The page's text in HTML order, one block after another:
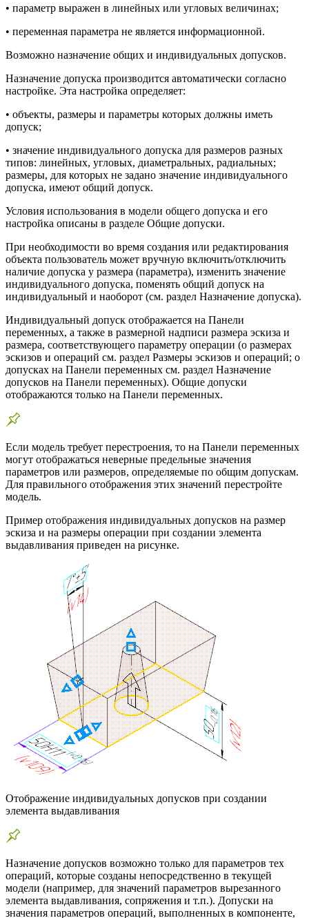
• параметр выражен в линейных или угловых величинах;
• переменная параметра не является информационной.
Возможно назначение общих и индивидуальных допусков.
Назначение допуска производится автоматически согласно
настройке. Эта настройка определяет:
• объекты, размеры и параметры которых должны иметь
допуск;
• значение индивидуального допуска для размеров разных
типов: линейных, угловых, диаметральных, радиальных;
размеры, для которых не задано значение индивидуального
допуска, имеют общий допуск.
Условия использования в модели общего допуска и его
настройка описаны в разделе Общие допуски.
При необходимости во время создания или редактирования
объекта пользователь может вручную включить/отключить
наличие допуска у размера (параметра), изменить значение
индивидуального допуска, поменять общий допуск на
индивидуальный и наоборот (см. раздел Назначение допуска).
Индивидуальный допуск отображается на Панели
переменных, а также в размерной надписи размера эскиза и
размера, соответствующего параметру операции (о размерах
эскизов и операций см. раздел Размеры эскизов и операций; о
допусках на Панели переменных см. раздел Назначение
допусков на Панели переменных). Общие допуски
отображаются только на Панели переменных.
Если модель требует перестроения, то на Панели переменных
могут отображаться неверные предельные значения
параметров или размеров, определяемые по общим допускам.
Для правильного отображения этих значений перестройте
модель.
Пример отображения индивидуальных допусков на размер
эскиза и на размеры операции при создании элемента
выдавливания приведен на рисунке.
Отображение индивидуальных допусков при создании
элемента выдавливания
Назначение допусков возможно только для параметров тех
операций, которые созданы непосредственно в текущей
модели (например, для значений параметров вырезанного
элемента выдавливания, сопряжения и т.п.). Допуски на
значения параметров операций, выполненных в компоненте,